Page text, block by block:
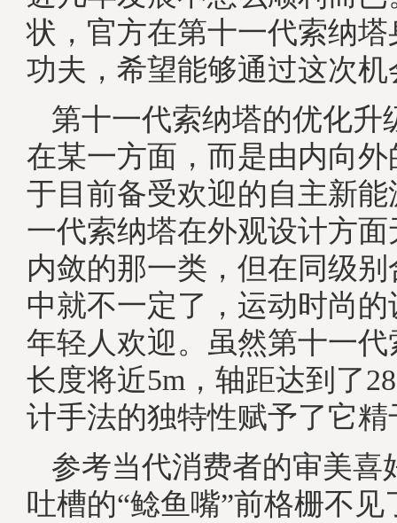
状，官方在第十一代索纳
功夫，希望能够通过这次
第十一代索纳塔的优化升
在某一方面，而是由内向
于目前备受欢迎的自主新
一代索纳塔在外观设计方
内敛的那一类，但在同级
中就不一定了，运动时尚
年轻人欢迎。虽然第十一
长度将近5m，轴距达到了
计手法的独特性赋予了它
参考当代消费者的审美喜
吐槽的“鲶鱼嘴”前格栅不